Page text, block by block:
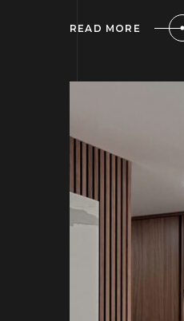
READ MORE